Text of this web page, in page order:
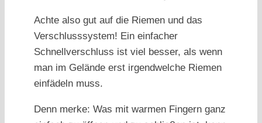
Achte also gut auf die Riemen und das
Verschlusssystem! Ein einfacher
Schnellverschluss ist viel besser, als wenn
man im Gelände erst irgendwelche Riemen
einfädeln muss.
Denn merke: Was mit warmen Fingern ganz